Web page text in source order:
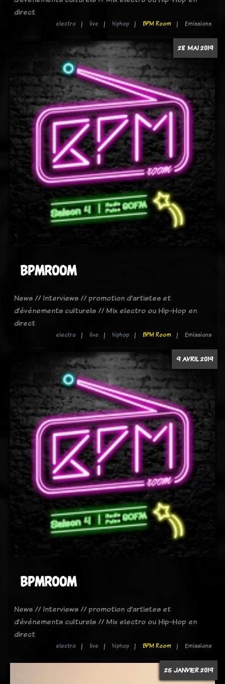
direct
electro live hiphop BPM Room Emissions
28 MAI 2019
BPMROOM
News // Interviews // promotion d'artistes et
d’événements culturels // Mix electro ou Hip-Hop en
direct
electro live hiphop BPM Room Emissions
9 AVRIL 2019
BPMROOM
News // Interviews // promotion d'artistes et
d’événements culturels // Mix electro ou Hip-Hop en
direct
electro live hiphop BPM Room Emissions
25 JANVIER 2019